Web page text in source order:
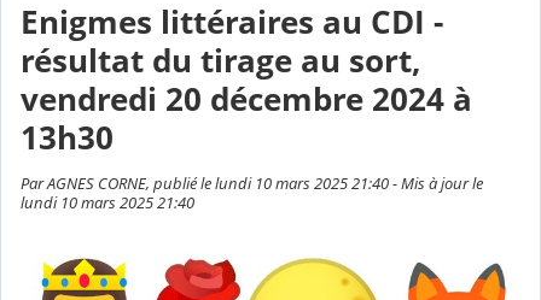
Enigmes littéraires au CDI -
résultat du tirage au sort,
vendredi 20 décembre 2024 à
13h30
Par AGNES CORNE, publié le lundi 10 mars 2025 21:40 - Mis à jour le
lundi 10 mars 2025 21:40